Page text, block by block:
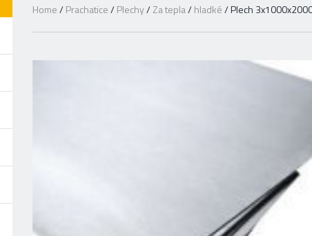
Home/ Prachatice/ Plechy/ Za tepla/ hladké/Plech